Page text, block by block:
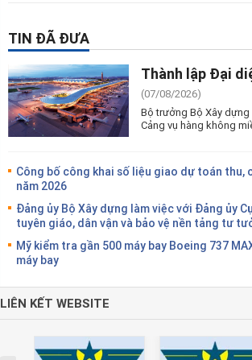
TIN ĐÃ ĐƯA
Thành lập Đại
(07/08/2026)
Bộ trưởng Bộ Xây
Cảng vụ hàng không
Công bố công khai số liệu giao dự toán thu,
năm 2026
Đảng ủy Bộ Xây dựng làm việc với Đảng ủy
tuyên giáo, dân vận và bảo vệ nền tảng tư
Mỹ kiểm tra gần 500 máy bay Boeing 737
máy bay
LIÊN KẾT WEBSITE